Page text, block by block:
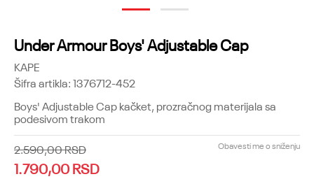
1 2
Under Armour Boys' Adjustable Cap
KAPE
Šifra artikla:1376712-452
Boys' Adjustable Cap kačket, prozračnog materijala sa
podesivom trakom
2.590,00RSD
1.790,00RSD
Obavesti me o sniženju